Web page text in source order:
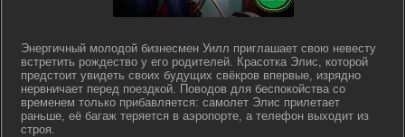
Энергичный молодой бизнесмен Уилл приглашает свою невесту
встретить рождество у его родителей. Красотка Элис, которой
предстоит увидеть своих будущих свёкров впервые, изрядно
нервничает перед поездкой. Поводов для беспокойства со
временем только прибавляется: самолет Элис прилетает
раньше, её багаж теряется в аэропорте, а телефон выходит из
строя.